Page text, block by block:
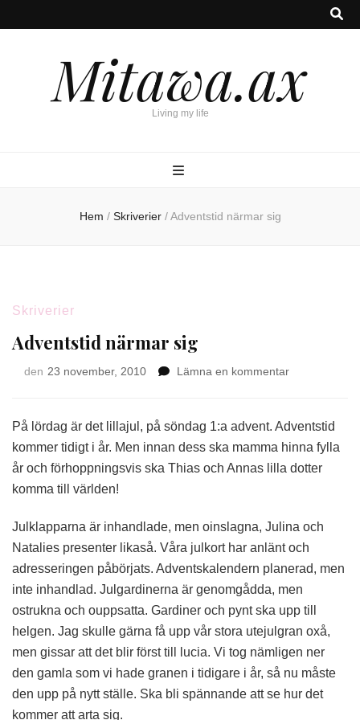
Mitawa.ax
Living my life
Hem / Skriverier / Adventstid närmar sig
Skriverier
Adventstid närmar sig
den 23 november, 2010 Lämna en kommentarpå
sig
På lördag är det lillajul, på söndag 1:a advent. Adventstid
kommer tidigt i år. Men innan dess ska mamma hinna fylla
år och förhoppningsvis ska Thias och Annas lilla dotter
komma till världen!
Julklapparna är inhandlade, men oinslagna, Julina och
Natalies presenter likaså. Våra julkort har anlänt och
adresseringen påbörjats. Adventskalendern planerad, men
inte inhandlad. Julgardinerna är genomgådda, men
ostrukna och ouppsatta. Gardiner och pynt ska upp till
helgen. Jag skulle gärna få upp vår stora utejulgran oxå,
men gissar att det blir först till lucia. Vi tog nämligen ner
den gamla som vi hade granen i tidigare i år, så nu måste
den upp på nytt ställe. Ska bli spännande att se hur det
kommer att arta sig.